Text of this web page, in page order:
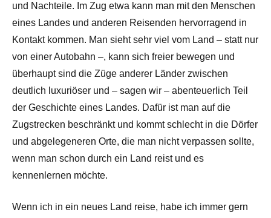
und Nachteile. Im Zug etwa kann man mit den Menschen
eines Landes und anderen Reisenden hervorragend in
Kontakt kommen. Man sieht sehr viel vom Land – statt nur
von einer Autobahn –, kann sich freier bewegen und
überhaupt sind die Züge anderer Länder zwischen
deutlich luxuriöser und – sagen wir – abenteuerlich Teil
der Geschichte eines Landes. Dafür ist man auf die
Zugstrecken beschränkt und kommt schlecht in die Dörfer
und abgelegeneren Orte, die man nicht verpassen sollte,
wenn man schon durch ein Land reist und es
kennenlernen möchte.
Wenn ich in ein neues Land reise, habe ich immer gern